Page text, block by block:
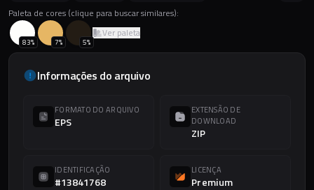
Paleta de cores (clique para buscar similares):
83% 7% 5%
Ver paleta
Informações do arquivo
FORMATO DO ARQUIVO
EPS
EXTENSÃO DE
DOWNLOAD
ZIP
IDENTIFICAÇÃO
#13841768
LICENÇA
Premium